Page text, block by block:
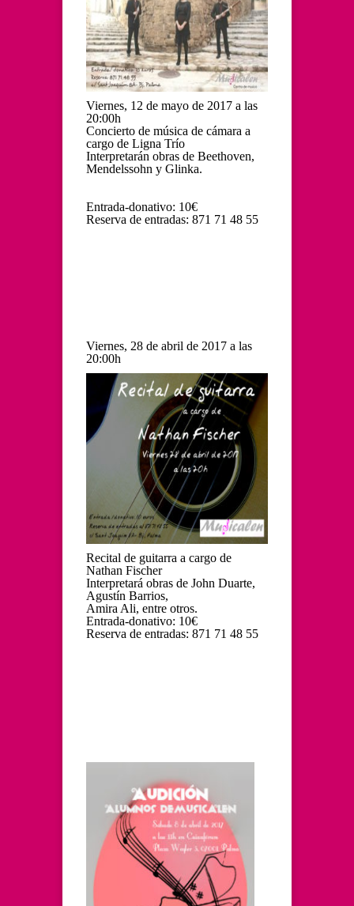
Viernes, 12 de mayo de 2017 a las
20:00h
Concierto de música de cámara a
cargo de Ligna Trío
Interpretarán obras de Beethoven,
Mendelssohn y Glinka.
Entrada-donativo: 10€
Reserva de entradas: 871 71 48 55
Viernes, 28 de abril de 2017 a las
20:00h
Recital de guitarra a cargo de
Nathan Fischer
Interpretará obras de John Duarte,
Agustín Barrios,
Amira Ali, entre otros.
Entrada-donativo: 10€
Reserva de entradas: 871 71 48 55